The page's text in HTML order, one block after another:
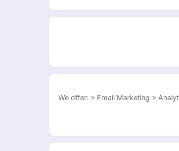
We offer: > Email Marketing >